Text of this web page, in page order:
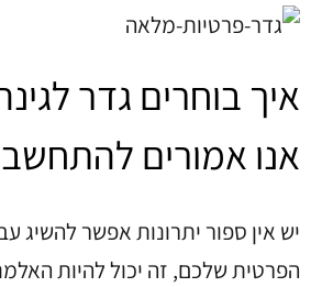
איך בוחרים גדר
אנו אמורים
יש אין ספור יתרונות אפשר להשיג
הפרטית שלכם, זה יכול להיות